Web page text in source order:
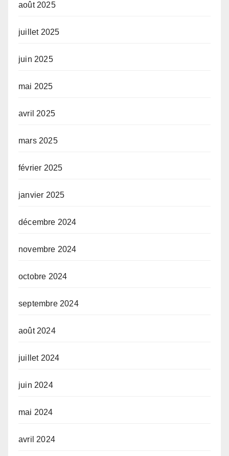
août 2025
juillet 2025
juin 2025
mai 2025
avril 2025
mars 2025
février 2025
janvier 2025
décembre 2024
novembre 2024
octobre 2024
septembre 2024
août 2024
juillet 2024
juin 2024
mai 2024
avril 2024